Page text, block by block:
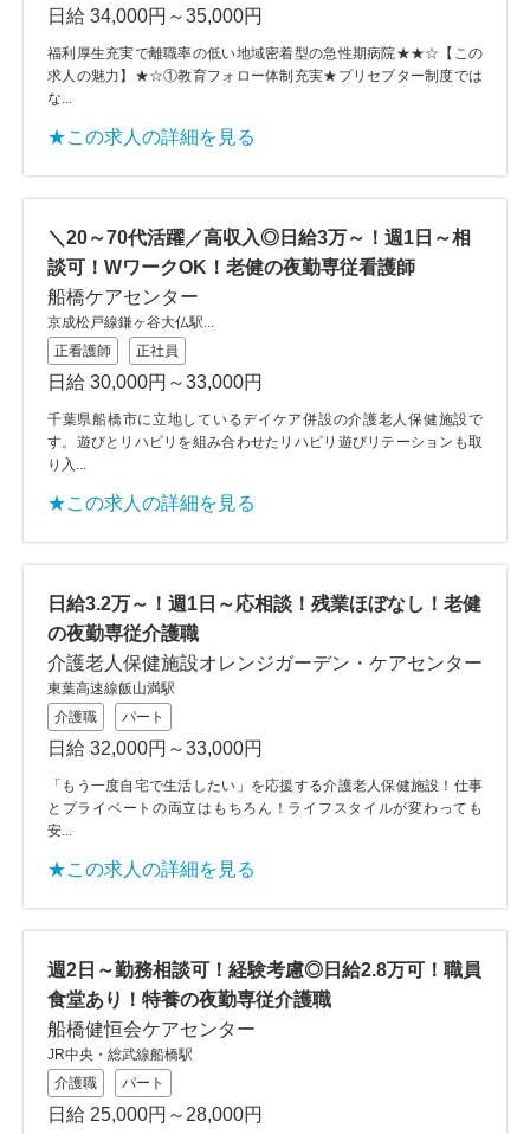
日給 34,000円～35,000円
福利厚生充実で離職率の低い地域密着型の急性期病院★★☆【この
求人の魅力】★☆①教育フォロー体制充実★プリセプター制度では
な...
★この求人の詳細を見る
＼20～70代活躍／高収入◎日給3万～！週1日～相
談可！WワークOK！老健の夜勤専従看護師
船橋ケアセンター
京成松戸線鎌ヶ谷大仏駅...
正看護師
正社員
日給 30,000円～33,000円
千葉県船橋市に立地しているデイケア併設の介護老人保健施設で
す。遊びとリハビリを組み合わせたリハビリ遊びリテーションも取
り入...
★この求人の詳細を見る
日給3.2万～！週1日～応相談！残業ほぼなし！老健
の夜勤専従介護職
介護老人保健施設オレンジガーデン・ケアセンター
東葉高速線飯山満駅
介護職
パート
日給 32,000円～33,000円
「もう一度自宅で生活したい」を応援する介護老人保健施設！仕事
とプライベートの両立はもちろん！ライフスタイルが変わっても
安...
★この求人の詳細を見る
週2日～勤務相談可！経験考慮◎日給2.8万可！職員
食堂あり！特養の夜勤専従介護職
船橋健恒会ケアセンター
JR中央・総武線船橋駅
介護職
パート
日給 25,000円～28,000円